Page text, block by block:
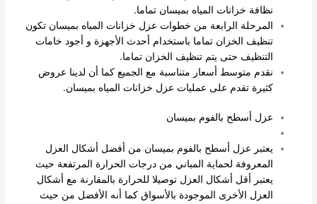
نظافة خزانات المياه بميسان تماما.
المرحلة الرابعة من خطوات عزل خزانات المياه بميسان تكون
تنظيف الخزان تماما باستخدام أحدث الأجهزة و أجود خامات
التنظيف حتى يتم تنظيف الخزان تماما.
نقدم متوسط أسعار متناسبة مع الجميع كما أن لدينا عروض
كثيرة تقدم على عمليات عزل خزانات المياه بميسان.
عزل أسطح بالفوم بميسان
يعتبر عزل أسطح بالفوم بميسان من أفضل أشكال العزل
المعروفة لحماية المباني من درجات الحرارة المرتفعة حيث
يعتبر أقل أشكال العزل توصيلا للحرارة بالمقارنة مع أشكال
العزل الأخرى الموجودة بالأسواق كما أنه الأفضل من حيث